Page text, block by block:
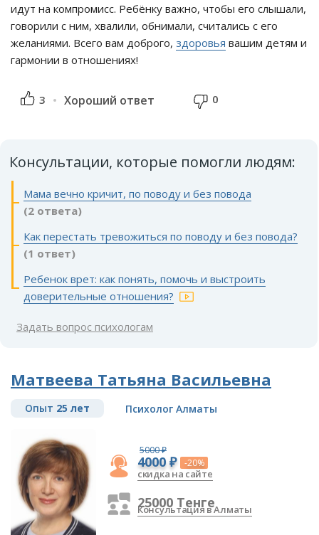
идут на компромисс. Ребёнку важно, чтобы его слышали,
говорили с ним, хвалили, обнимали, считались с его
желаниями. Всего вам доброго, здоровья вашим детям и
гармонии в отношениях!
3 Хороший ответ 0
Консультации, которые помогли людям:
Мама вечно кричит, по поводу и без повода
(2 ответа)
Как перестать тревожиться по поводу и без повода?
(1 ответ)
Ребенок врет: как понять, помочь и выстроить
доверительные отношения?
Задать вопрос психологам
Матвеева Татьяна Васильевна
Опыт 25 лет Психолог Алматы
5000 ₽
4000 ₽ -20%
скидка на сайте
25000 Тенге
Консультация в Алматы